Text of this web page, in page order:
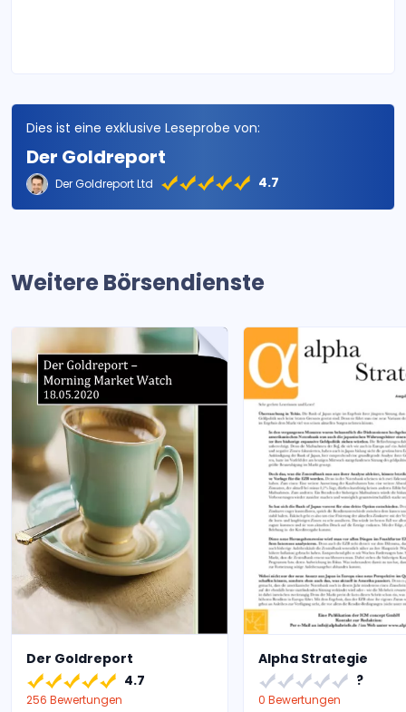
Dies ist eine exklusive Leseprobe von:
Der Goldreport
Der Goldreport Ltd 4.7
Weitere Börsendienste
Der Goldreport
4.7
256 Bewertungen
Alpha Strategie
?
0 Bewertungen